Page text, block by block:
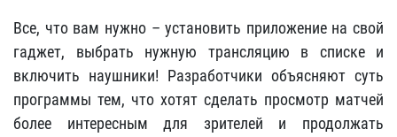
Все, что вам нужно – установить приложение на свой
гаджет, выбрать нужную трансляцию в списке и
включить наушники! Разработчики объясняют суть
программы тем, что хотят сделать просмотр матчей
более интересным для зрителей и продолжать